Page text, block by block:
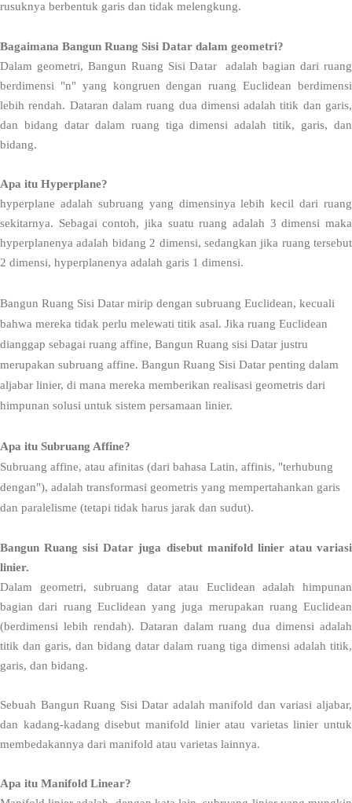
rusuknya berbentuk garis dan tidak melengkung.
Bagaimana Bangun Ruang Sisi Datar dalam geometri?
Dalam geometri, Bangun Ruang Sisi Datar adalah bagian dari ruang
berdimensi "n" yang kongruen dengan ruang Euclidean berdimensi
lebih rendah. Dataran dalam ruang dua dimensi adalah titik dan garis,
dan bidang datar dalam ruang tiga dimensi adalah titik, garis, dan
bidang.
Apa itu Hyperplane?
hyperplane adalah subruang yang dimensinya lebih kecil dari ruang
sekitarnya. Sebagai contoh, jika suatu ruang adalah 3 dimensi maka
hyperplanenya adalah bidang 2 dimensi, sedangkan jika ruang tersebut
2 dimensi, hyperplanenya adalah garis 1 dimensi.
Bangun Ruang Sisi Datar mirip dengan subruang Euclidean, kecuali
bahwa mereka tidak perlu melewati titik asal. Jika ruang Euclidean
dianggap sebagai ruang affine, Bangun Ruang sisi Datar justru
merupakan subruang affine. Bangun Ruang Sisi Datar penting dalam
aljabar linier, di mana mereka memberikan realisasi geometris dari
himpunan solusi untuk sistem persamaan linier.
Apa itu Subruang Affine?
Subruang affine, atau afinitas (dari bahasa Latin, affinis, "terhubung
dengan"), adalah transformasi geometris yang mempertahankan garis
dan paralelisme (tetapi tidak harus jarak dan sudut).
Bangun Ruang sisi Datar juga disebut manifold linier atau variasi
linier.
Dalam geometri, subruang datar atau Euclidean adalah himpunan
bagian dari ruang Euclidean yang juga merupakan ruang Euclidean
(berdimensi lebih rendah). Dataran dalam ruang dua dimensi adalah
titik dan garis, dan bidang datar dalam ruang tiga dimensi adalah titik,
garis, dan bidang.
Sebuah Bangun Ruang Sisi Datar adalah manifold dan variasi aljabar,
dan kadang-kadang disebut manifold linier atau varietas linier untuk
membedakannya dari manifold atau varietas lainnya.
Apa itu Manifold Linear?